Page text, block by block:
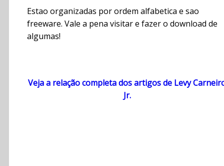
Estao organizadas por ordem alfabetica e sao
freeware. Vale a pena visitar e fazer o download de
algumas!
Veja a relação completa dos artigos de Levy
Jr.